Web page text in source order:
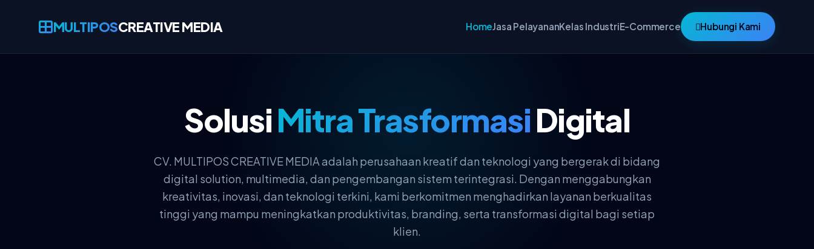
MULTIPOSCREATIVE MEDIA HomeJasa PelayananKelas IndustriE-Commerce Hubungi Kami
SolusiMitra TrasformasiDigital
CV. MULTIPOS CREATIVE MEDIA adalah perusahaan kreatif dan teknologi yang bergerak di bidang
digital solution, multimedia, dan pengembangan sistem terintegrasi. Dengan menggabungkan
kreativitas, inovasi, dan teknologi terkini, kami berkomitmen menghadirkan layanan berkualitas
tinggi yang mampu meningkatkan produktivitas, branding, serta transformasi digital bagi setiap
klien.